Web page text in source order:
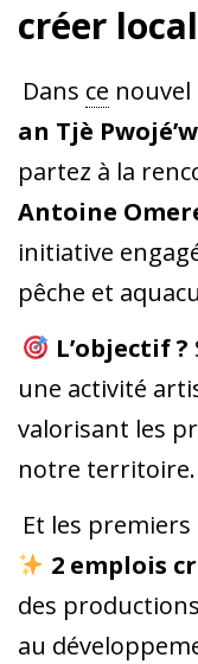
créer local
Dans ce nouvel
an Tjè
partez à la
Antoine
initiative
pêche et
L’objectif ?
une activité
valorisant les
notre territoire.
Et les
2 emplois
des
au